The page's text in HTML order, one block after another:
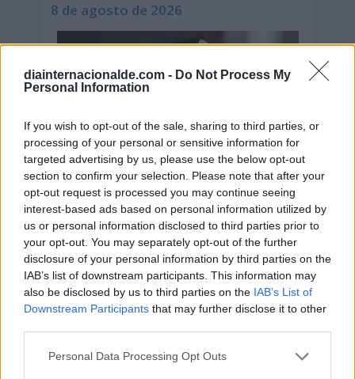
diainternacionalde.com - Do Not Process My
Personal Information
If you wish to opt-out of the sale, sharing to third parties, or
processing of your personal or sensitive information for
targeted advertising by us, please use the below opt-out
section to confirm your selection. Please note that after your
opt-out request is processed you may continue seeing
interest-based ads based on personal information utilized by
us or personal information disclosed to third parties prior to
your opt-out. You may separately opt-out of the further
disclosure of your personal information by third parties on the
IAB’s list of downstream participants. This information may
also be disclosed by us to third parties on the IAB’s List of
Downstream Participants that may further disclose it to other
Personal Data Processing Opt Outs
8 de agosto de 2026